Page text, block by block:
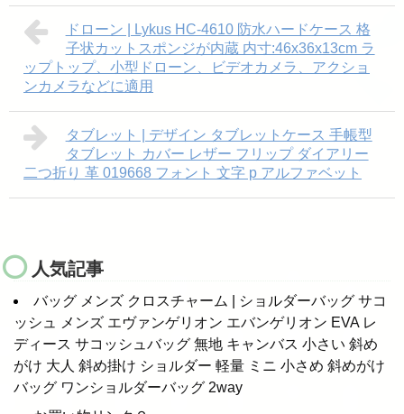
ドローン | Lykus HC-4610 防水ハードケース 格
子状カットスポンジが内蔵 内寸:46x36x13cm ラ
ップトップ、小型ドローン、ビデオカメラ、アクショ
ンカメラなどに適用
タブレット | デザイン タブレットケース 手帳型
タブレット カバー レザー フリップ ダイアリー
二つ折り 革 019668 フォント 文字 p アルファベット
人気記事
バッグ メンズ クロスチャーム | ショルダーバッグ サコ
ッシュ メンズ エヴァンゲリオン エバンゲリオン EVA レ
ディース サコッシュバッグ 無地 キャンバス 小さい 斜め
がけ 大人 斜め掛け ショルダー 軽量 ミニ 小さめ 斜めがけ
バッグ ワンショルダーバッグ 2way